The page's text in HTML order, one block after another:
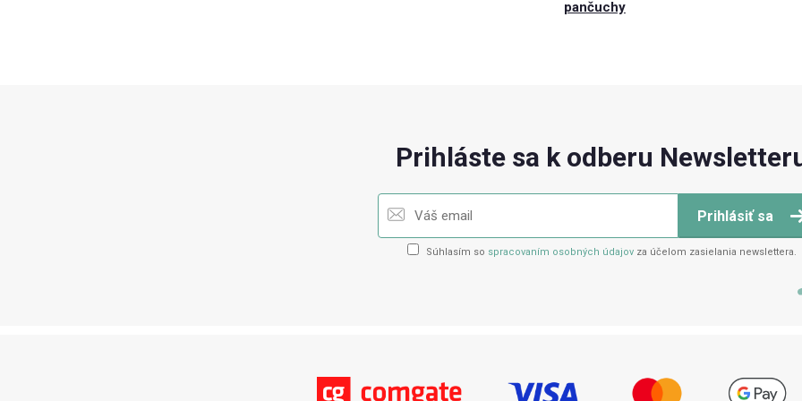
pančuchy
Prihláste sa k odberu
Prihlásiť sa
Súhlasím so spracovaním osobných údajovza účelom zasielania newslettera.